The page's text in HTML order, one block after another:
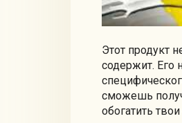
Этот продукт
содержит. Его
сможешь
обогатить